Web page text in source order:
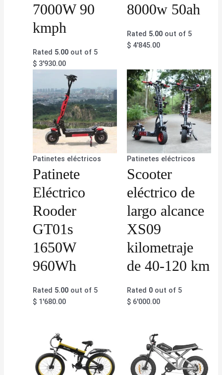
7000W 90
kmph
Rated 5.00 out of 5
$ 3'930.00
8000w 50ah
Rated 5.00out of 5
$4'845.00
Patinetes eléctricos
Patinete
Eléctrico
Rooder
GT01s
1650W
960Wh
Rated 5.00 out of 5
$ 1'680.00
Patinetes eléctricos
Scooter
eléctrico de
largo alcance
XS09
kilometraje
de 40-120 km
Rated 0out of 5
$6'000.00